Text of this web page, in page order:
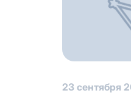
23 сентября